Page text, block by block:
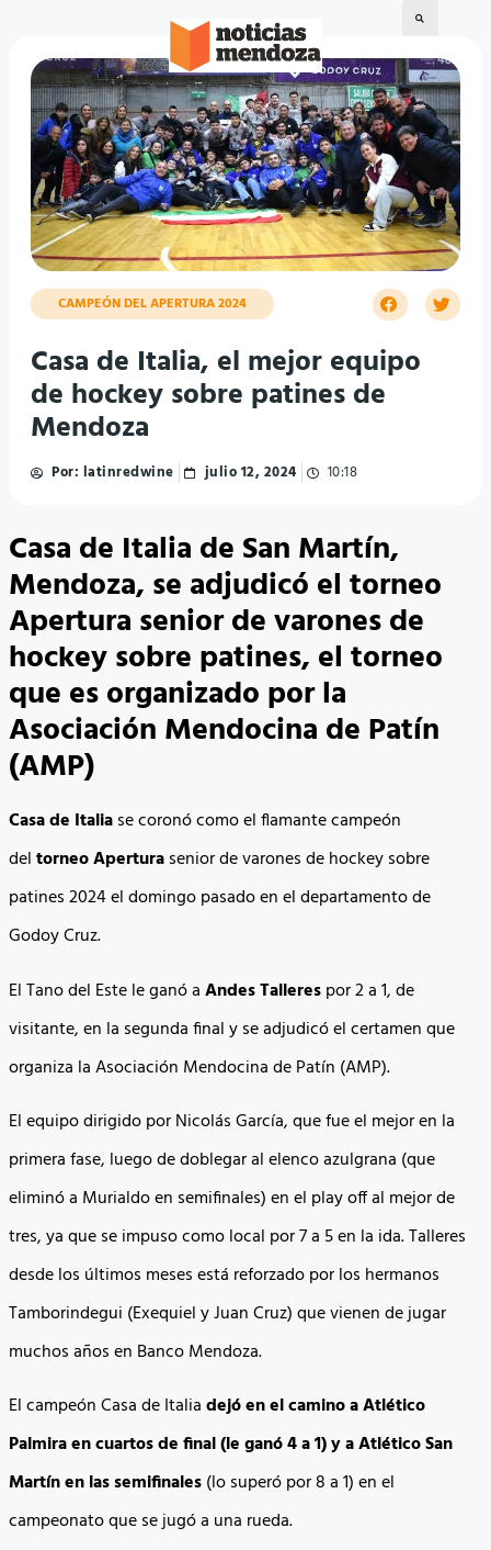
CAMPEÓN DEL APERTURA 2024
Casa de Italia, el mejor equipo
de hockey sobre patines de
Mendoza
Por: latinredwine julio 12, 2024 10:18
Casa de Italia de San Martín,
Mendoza, se adjudicó el torneo
Apertura senior de varones de
hockey sobre patines, el torneo
que es organizado por la
Asociación Mendocina de Patín
(AMP)
Casa de Italiase coronó como el flamante campeón
deltorneo Aperturasenior de varones de hockey sobre
patines 2024 el domingo pasado en el departamento de
Godoy Cruz.
El Tano del Este le ganó aAndes Tallerespor 2 a 1, de
visitante, en la segunda final y se adjudicó el certamen que
organiza la Asociación Mendocina de Patín (AMP).
El equipo dirigido por Nicolás García, que fue el mejor en la
primera fase, luego de doblegar al elenco azulgrana (que
eliminó a Murialdo en semifinales) en el play off al mejor de
tres, ya que se impuso como local por 7 a 5 en la ida. Talleres
desde los últimos meses está reforzado por los hermanos
Tamborindegui (Exequiel y Juan Cruz) que vienen de jugar
muchos años en Banco Mendoza.
El campeón Casa de Italiadejó en el camino a Atlético
Palmira en cuartos de final (le ganó 4 a 1) y a Atlético San
Martín en las semifinales(lo superó por 8 a 1) en el
campeonato que se jugó a una rueda.